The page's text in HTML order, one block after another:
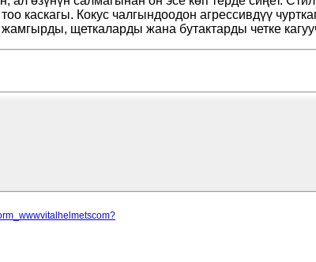
каскагы. Кокус чалгындоодон агрессивдүү
щеткаларды жана бутактарды четке